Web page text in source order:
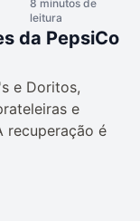
8 minutos de
leitura
da PepsiCo
e Doritos,
e
recuperação é